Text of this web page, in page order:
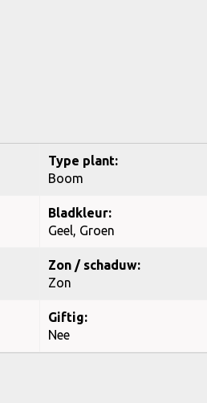
Type plant:
Boom
Bladkleur:
Geel, Groen
Zon / schaduw:
Zon
Giftig:
Nee